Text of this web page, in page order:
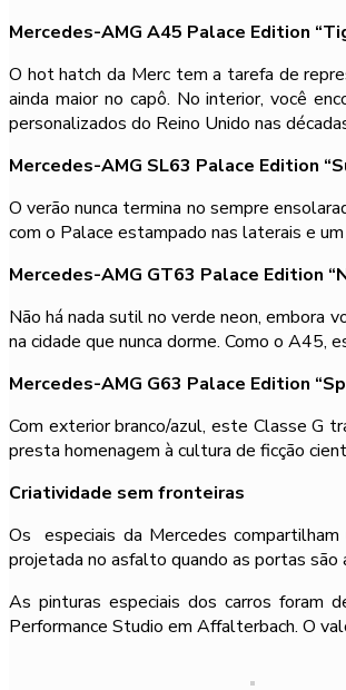
Mercedes-AMG A45 Palace Edition
O hot hatch da Merc tem a tarefa de
ainda maior no capô. No interior, você
personalizados do Reino Unido nas
Mercedes-AMG SL63 Palace Edition
O verão nunca termina no sempre
com o Palace estampado nas laterais e
Mercedes-AMG GT63 Palace Edition
Não há nada sutil no verde neon, embora
na cidade que nunca dorme. Como o
Mercedes-AMG G63 Palace Edition
Com exterior branco/azul, este Classe G
presta homenagem à cultura de ficção
Criatividade sem fronteiras
Os especiais da Mercedes
projetada no asfalto quando as portas são
As pinturas especiais dos carros foram
Performance Studio em Affalterbach. O